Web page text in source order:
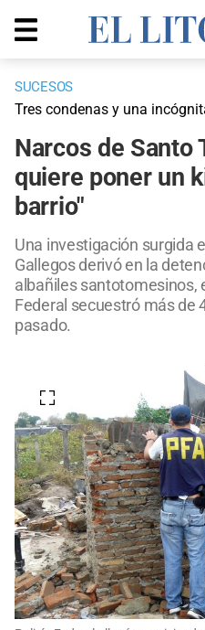
SUCESOS
Tres condenas y una
Narcos de Santo
quiere poner un
barrio"
Una investigación surgida
Gallegos derivó en la
albañiles santotomesinos,
Federal secuestró más de
pasado.